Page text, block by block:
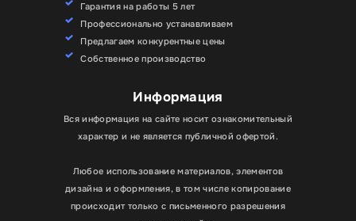
Гарантия на работы 5 лет
Профессионально устанавливаем
Предлагаем конкурентные цены
Собственное производство
Информация
Вся информация на сайте носит ознакомительный
характер и не является публичной офертой.
Любое использование материалов, элементов
дизайна и оформления, в том числе копирование
происходит только с письменного разрешения